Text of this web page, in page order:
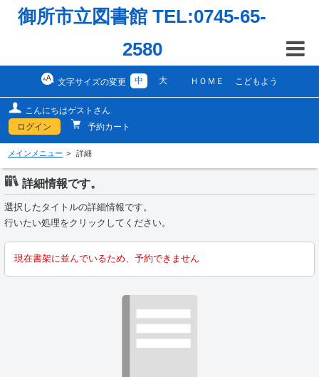
御所市立図書館 TEL:0745-65-
2580
文字サイズの変更 中 大 ＨＯＭＥ こどもよう
こんにちはゲストさん
ログイン
予約カート
メインメニュー 詳細
詳細情報です。
選択したタイトルの詳細情報です。
行いたい処理をクリックしてください。
現在書架に並んでいるため、予約できません